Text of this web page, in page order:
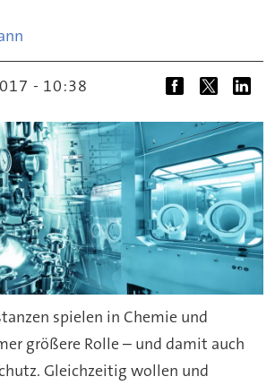
- 10:38
spielen in Chemie und
größere Rolle – und damit auch
Gleichzeitig wollen und